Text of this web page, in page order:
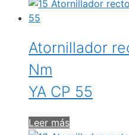
Atornillador
Nm
YA CP 55
Leer más